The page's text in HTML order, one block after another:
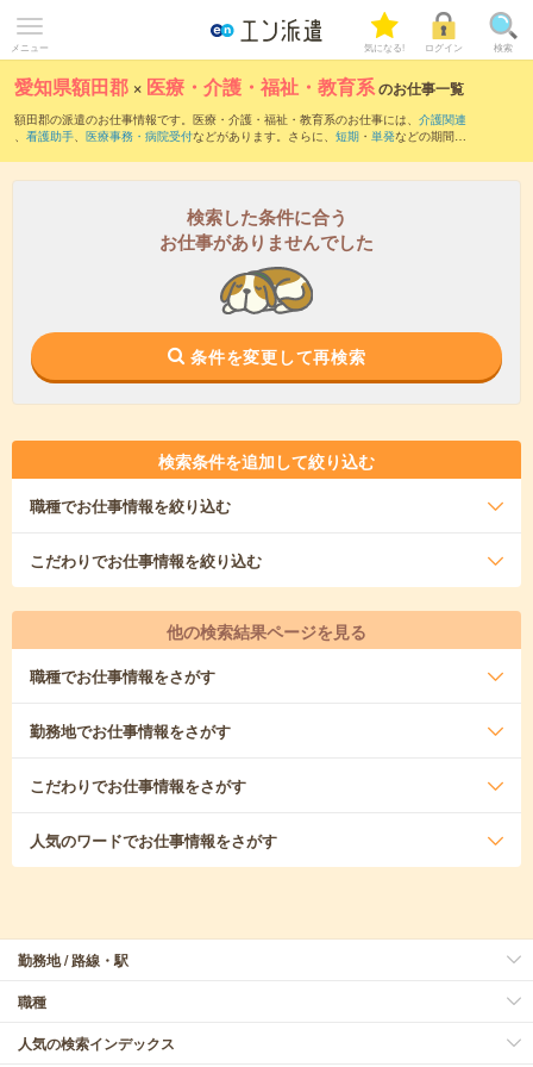
メニュー 気になる! ログイン 検索
愛知県額田郡 × 医療・介護・福祉・教育系のお仕事一覧
額田郡の派遣のお仕事情報です。医療・介護・福祉・教育系のお仕事には、 介護関連
、 看護助手、 医療事務・病院受付などがあります。さらに、 短期 ・ 単発などの期間
検索した条件に合う
お仕事がありませんでした
条件を変更して再検索
検索条件を追加して絞り込む
職種でお仕事情報を絞り込む
こだわりでお仕事情報を絞り込む
他の検索結果ページを見る
職種でお仕事情報をさがす
勤務地でお仕事情報をさがす
こだわりでお仕事情報をさがす
人気のワードでお仕事情報をさがす
勤務地 / 路線・駅
職種
人気の検索インデックス